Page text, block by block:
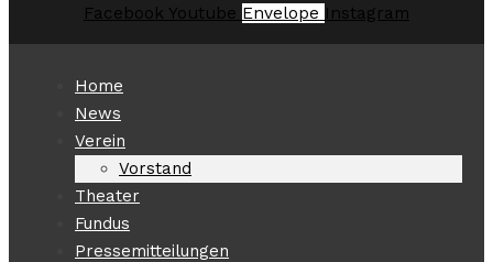
Facebook Youtube Envelope Instagram
Home
News
Verein
Vorstand
Theater
Fundus
Pressemitteilungen